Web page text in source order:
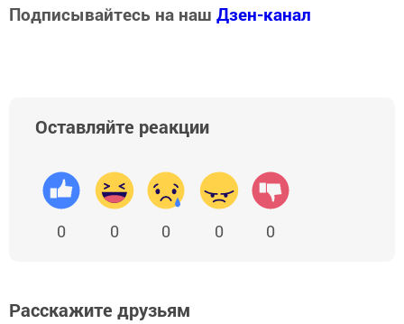
Подписывайтесь на наш Дзен-канал
Оставляйте реакции
0 0 0 0 0
Расскажите друзьям